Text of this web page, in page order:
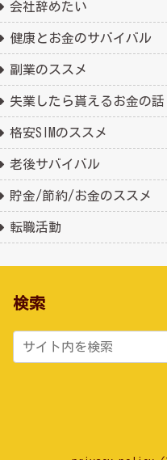
会社辞めたい
健康とお金のサバイバル
副業のススメ
失業したら貰えるお金の話
格安SIMのススメ
老後サバイバル
貯金/節約/お金のススメ
転職活動
検索